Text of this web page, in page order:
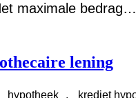
maximale bedrag…
lening
hypotheek , krediet